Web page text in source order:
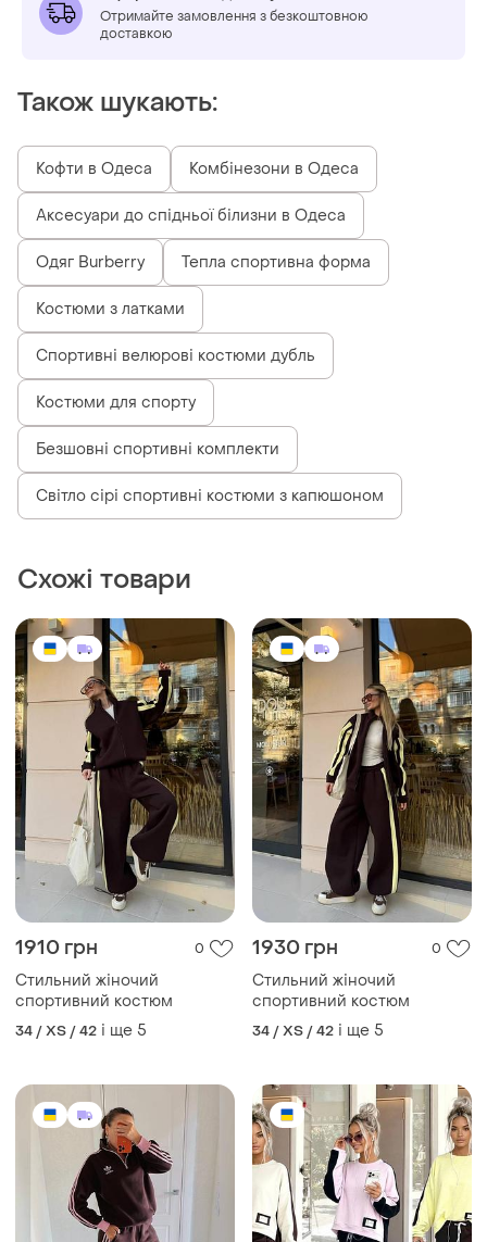
Отримайте замовлення з безкоштовною
доставкою
Також шукають:
Кофти в Одеса Комбінезони в Одеса
Аксесуари до спідньої білизни в Одеса
Одяг Burberry Тепла спортивна форма
Костюми з латками
Спортивні велюрові костюми дубль
Костюми для спорту
Безшовні спортивні комплекти
Світло сірі спортивні костюми з капюшоном
Схожі товари
1910 грн 0
Стильний жіночий
спортивний костюм
34 / XS / 42 і ще 5
1930 грн 0
Стильний жіночий
спортивний костюм
34 / XS / 42 і ще 5